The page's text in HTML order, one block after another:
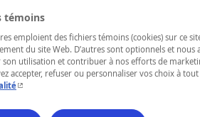
RÉGION
Montréal
témoins
emploient des fichiers témoins (cookies) sur ce
du site Web. D’autres sont optionnels et nous
utilisation et contribuer à nos efforts de
accepter, refuser ou personnaliser vos choix à
- Cet hyperlien s'ouvrira dans une nouvelle